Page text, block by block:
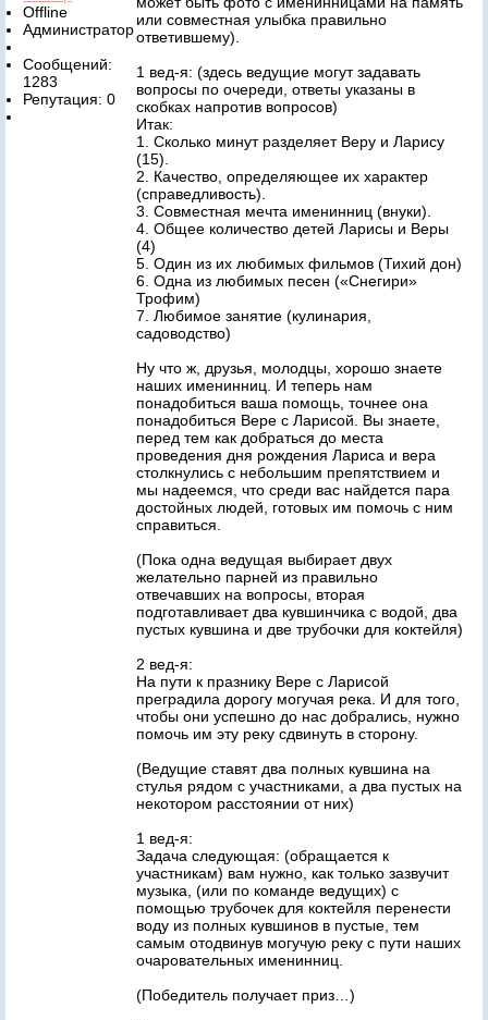
Offline
Администратор
Сообщений:
1283
Репутация: 0
или совместная улыбка правильно
ответившему).
1 вед-я: (здесь ведущие могут задавать
вопросы по очереди, ответы указаны в
скобках напротив вопросов)
Итак:
1. Сколько минут разделяет Веру и Ларису
(15).
2. Качество, определяющее их характер
(справедливость).
3. Совместная мечта именинниц (внуки).
4. Общее количество детей Ларисы и Веры
(4)
5. Один из их любимых фильмов (Тихий дон)
6. Одна из любимых песен («Снегири»
Трофим)
7. Любимое занятие (кулинария,
садоводство)
Ну что ж, друзья, молодцы, хорошо знаете
наших именинниц. И теперь нам
понадобиться ваша помощь, точнее она
понадобиться Вере с Ларисой. Вы знаете,
перед тем как добраться до места
проведения дня рождения Лариса и вера
столкнулись с небольшим препятствием и
мы надеемся, что среди вас найдется пара
достойных людей, готовых им помочь с ним
справиться.
(Пока одна ведущая выбирает двух
желательно парней из правильно
отвечавших на вопросы, вторая
подготавливает два кувшинчика с водой, два
пустых кувшина и две трубочки для коктейля)
2 вед-я:
На пути к празнику Вере с Ларисой
преградила дорогу могучая река. И для того,
чтобы они успешно до нас добрались, нужно
помочь им эту реку сдвинуть в сторону.
(Ведущие ставят два полных кувшина на
стулья рядом с участниками, а два пустых на
некотором расстоянии от них)
1 вед-я:
Задача следующая: (обращается к
участникам) вам нужно, как только зазвучит
музыка, (или по команде ведущих) с
помощью трубочек для коктейля перенести
воду из полных кувшинов в пустые, тем
самым отодвинув могучую реку с пути наших
очаровательных именинниц.
(Победитель получает приз…)